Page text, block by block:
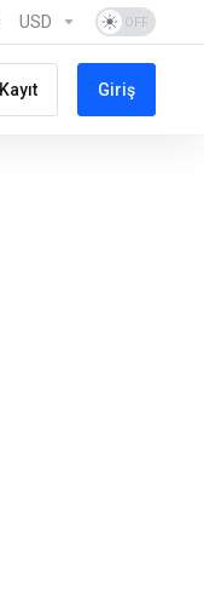
USD
Kayıt Giriş